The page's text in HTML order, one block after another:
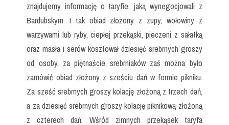
znajdujemy informację o taryfie, jaką wynegocjowali z
Bardubskym. I tak obiad złożony z zupy, wołowiny z
warzywami lub ryby, ciepłej przekąski, pieczeni z sałatką
oraz masła i serów kosztował dziesięć srebrnych groszy
od osoby, za piętnaście srebrniaków zaś można było
zamówić obiad złożony z sześciu dań w formie pikniku.
Za sześć srebrnych groszy kolację złożoną z trzech dań,
a za dziesięć srebrnych groszy kolację piknikową złożoną
z czterech dań. Wśród zimnych przekąsek taryfa